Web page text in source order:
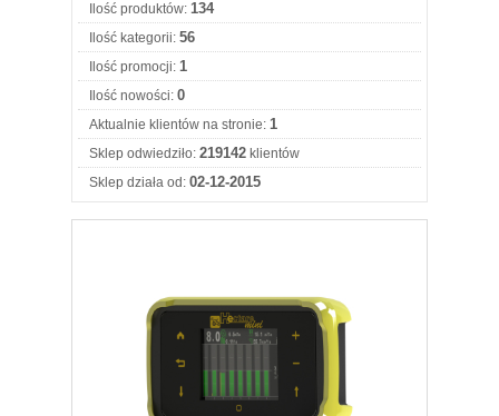
Ilość produktów: 134
Ilość kategorii: 56
Ilość promocji: 1
Ilość nowości: 0
Aktualnie klientów na stronie: 1
Sklep odwiedziło: 219142 klientów
Sklep działa od: 02-12-2015